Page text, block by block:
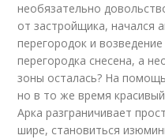
необязательно
от застройщика, начался
перегородок и
перегородка снесена, а
зоны осталась? На
но в то же время
Арка разграничивает
шире, становиться